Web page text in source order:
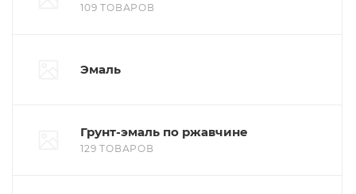
109 ТОВАРОВ
Эмаль
Грунт-эмаль по ржавчине
129 ТОВАРОВ